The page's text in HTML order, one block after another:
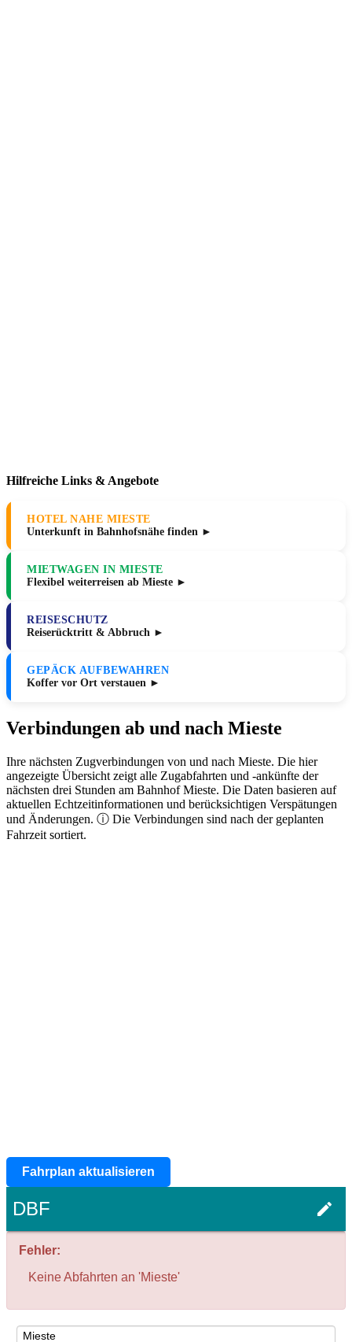
Hilfreiche Links & Angebote
HOTEL NAHE MIESTE
Unterkunft in Bahnhofsnähe finden ►
MIETWAGEN IN MIESTE
Flexibel weiterreisen ab Mieste ►
REISESCHUTZ
Reiserücktritt & Abbruch ►
GEPÄCK AUFBEWAHREN
Koffer vor Ort verstauen ►
Verbindungen ab und nach Mieste
Ihre nächsten Zugverbindungen von und nach Mieste. Die hier
angezeigte Übersicht zeigt alle Zugabfahrten und -ankünfte der
nächsten drei Stunden am Bahnhof Mieste. Die Daten basieren auf
aktuellen Echtzeitinformationen und berücksichtigen Verspätungen
und Änderungen. ⓘ Die Verbindungen sind nach der geplanten
Fahrzeit sortiert.
Fahrplan aktualisieren